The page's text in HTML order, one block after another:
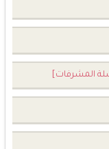
المشرفات]